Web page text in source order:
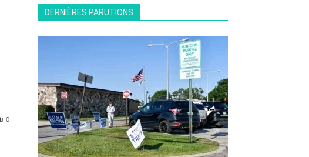
0
DERNIÈRES PARUTIONS